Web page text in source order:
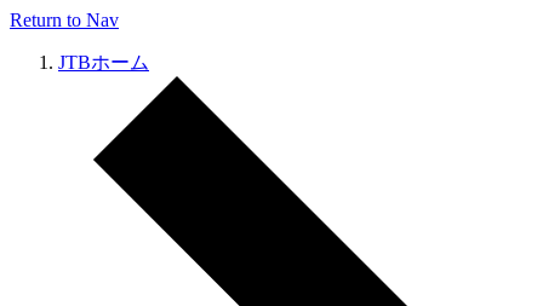
Return to Nav
JTBホーム